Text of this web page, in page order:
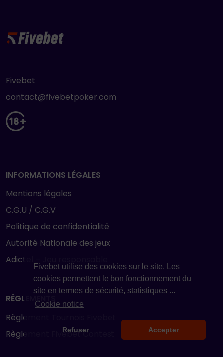
Fivebet utilise des cookies sur le site. Les
cookies permettent le bon fonctionnement du
site en termes de sécurité, statistiques ...
Cookie notice
Refuser Accepter
Fivebet
contact@fivebetpoker.com
INFORMATIONS LÉGALES
Mentions légales
C.G.U / C.G.V
Politique de confidentialité
Autorité Nationale des jeux
Adictel – Jeu responsable
RÉGLEMENTS
Règlement Tournois Fivebet
Règlement Fivebet Contest